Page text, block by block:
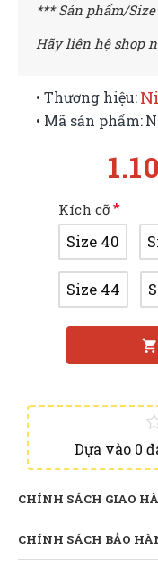
*** Sản phẩm/
Hãy liên hệ shop
Dựa vào 0
• Thương hiệu:
• Mã sản phẩm:
Kích cỡ
Size 40
Size 44
CHÍNH SÁCH GIAO
CHÍNH SÁCH BẢO